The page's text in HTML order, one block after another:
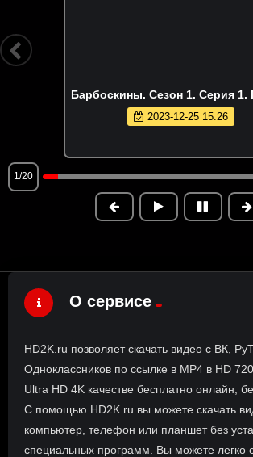
Барбоскины. Сезон 1. Серия 1.
2023-12-25 15:26
1/20
О сервисе
HD2K.ru позволяет скачать видео с ВК,
Одноклассников по ссылке в MP4 в HD
Ultra HD 4K качестве бесплатно онлайн,
С помощью HD2K.ru вы можете скачать
компьютер, телефон или планшет без
специальных программ. Вы можете легко